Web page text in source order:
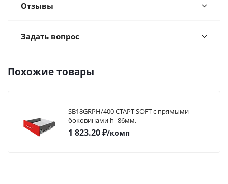
Отзывы
Задать вопрос
Похожие товары
SB18GRPH/400 СТАРТ SOFT с прямыми
боковинами h=86мм.
1 823.20₽/комп